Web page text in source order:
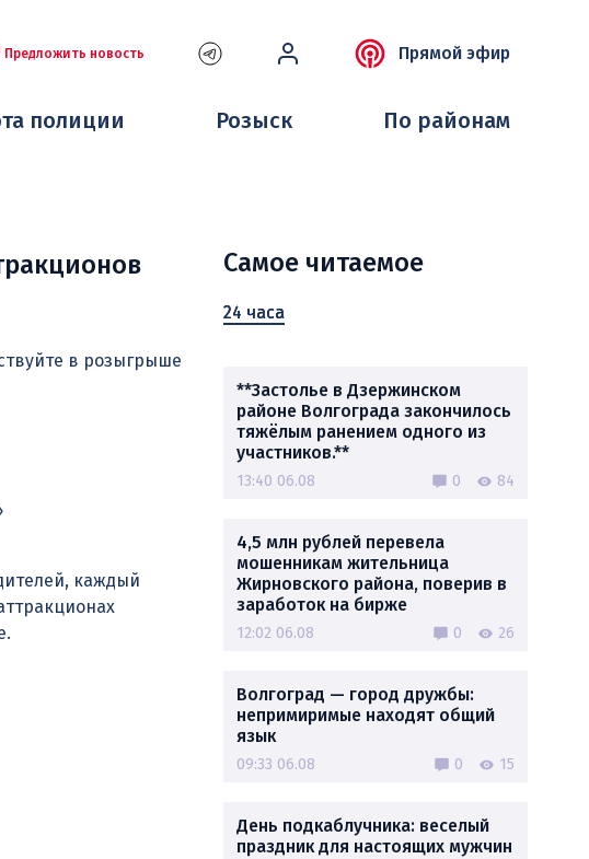
Предложить новость Прямой эфир
полиции Розыск По районам
в розыгрыше
каждый
Самое читаемое
24 часа
**Застолье в Дзержинском
районе Волгограда закончилось
тяжёлым ранением одного из
участников.**
13:40 06.08 0 84
4,5 млн рублей перевела
мошенникам жительница
Жирновского района, поверив в
заработок на бирже
12:02 06.08 0 26
Волгоград — город дружбы:
непримиримые находят общий
язык
09:33 06.08 0 15
День подкаблучника: веселый
праздник для настоящих мужчин